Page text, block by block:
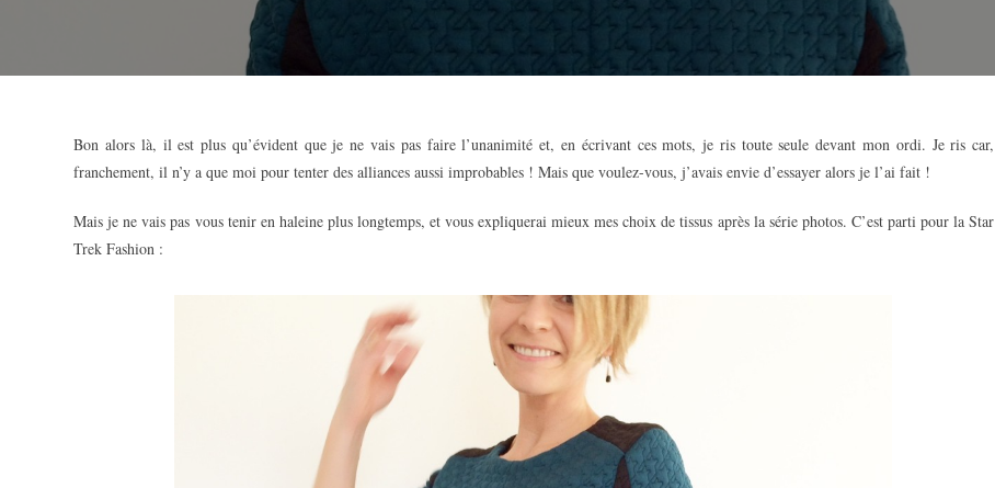
Bon alors là, il est plus qu’évident que je ne vais pas faire l’unanimité et, en écrivant ces mots, je ris toute seule devant mon ordi. Je ris car,
franchement, il n’y a que moi pour tenter des alliances aussi improbables ! Mais que voulez-vous, j’avais envie d’essayer alors je l’ai fait !
Mais je ne vais pas vous tenir en haleine plus longtemps, et vous expliquerai mieux mes choix de tissus après la série photos. C’est parti pour la Star
Trek Fashion :